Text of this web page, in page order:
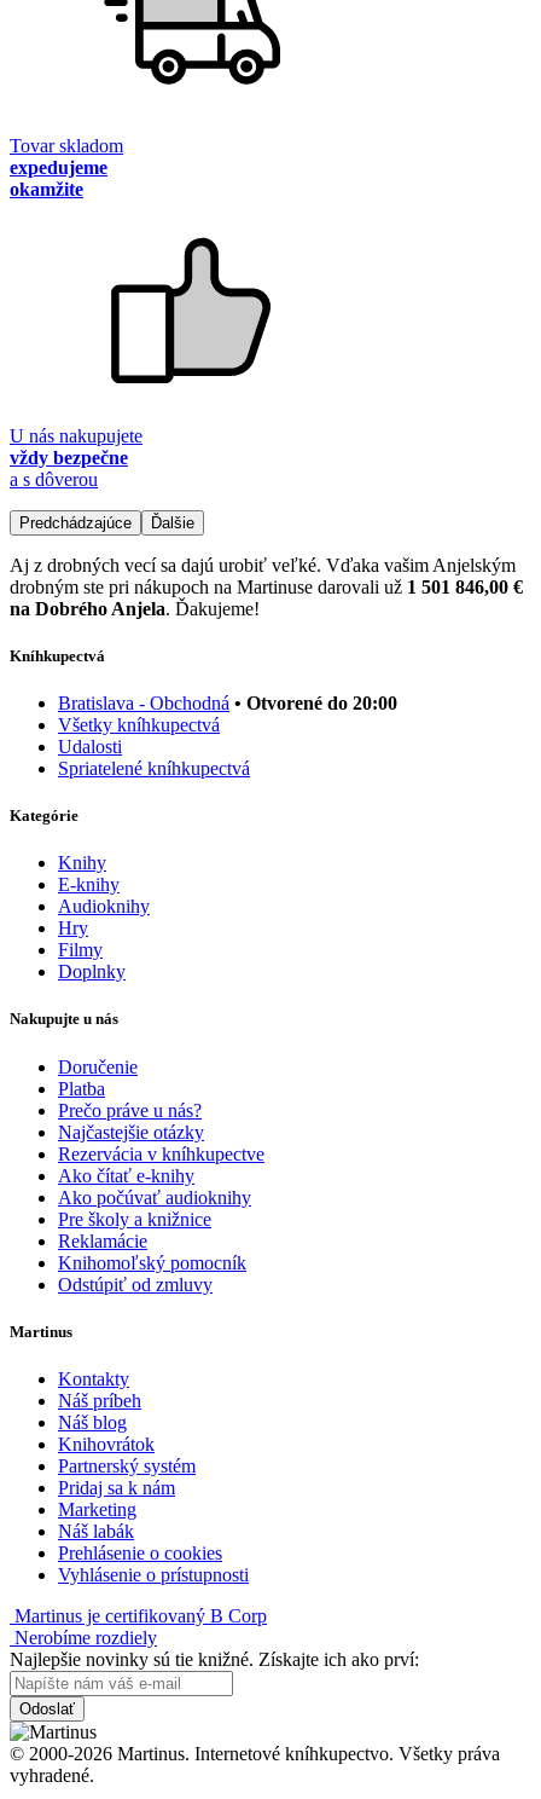
Tovar skladom
expedujeme
okamžite
U nás nakupujete
vždy bezpečne
a s dôverou
Predchádzajúce Ďalšie
Aj z drobných vecí sa dajú urobiť veľké. Vďaka vašim Anjelským
drobným ste pri nákupoch na Martinuse darovali už 1 501 846,00 €
na Dobrého Anjela. Ďakujeme!
Kníhkupectvá
Bratislava - Obchodná • Otvorené do 20:00
Všetky kníhkupectvá
Udalosti
Spriatelené kníhkupectvá
Kategórie
Knihy
E-knihy
Audioknihy
Hry
Filmy
Doplnky
Nakupujte u nás
Doručenie
Platba
Prečo práve u nás?
Najčastejšie otázky
Rezervácia v kníhkupectve
Ako čítať e-knihy
Ako počúvať audioknihy
Pre školy a knižnice
Reklamácie
Knihomoľský pomocník
Odstúpiť od zmluvy
Martinus
Kontakty
Náš príbeh
Náš blog
Knihovrátok
Partnerský systém
Pridaj sa k nám
Marketing
Náš labák
Prehlásenie o cookies
Vyhlásenie o prístupnosti
Martinus je certifikovaný B Corp
Nerobíme rozdiely
Najlepšie novinky sú tie knižné. Získajte ich ako prví:
Odoslať
© 2000-2026 Martinus. Internetové kníhkupectvo. Všetky práva
vyhradené.